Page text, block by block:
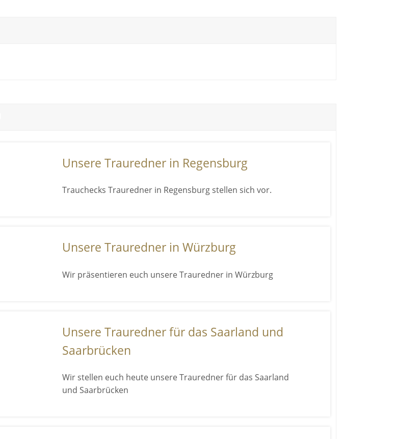
Unsere Trauredner in Regensburg
Trauchecks Trauredner in Regensburg stellen sich vor.
Unsere Trauredner in Würzburg
Wir präsentieren euch unsere Trauredner in Würzburg
Unsere Trauredner für das Saarland und
Saarbrücken
Wir stellen euch heute unsere Trauredner für das Saarland
und Saarbrücken